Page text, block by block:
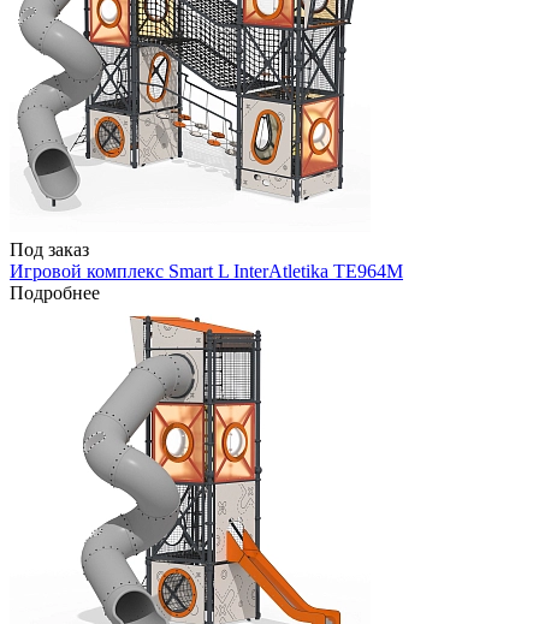
Под заказ
Игровой комплекс Smart L InterAtletika TE964M
Подробнее